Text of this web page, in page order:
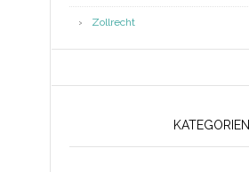
Zollrecht
KATEGORIEN